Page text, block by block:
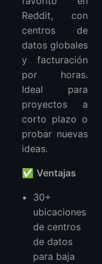
Reddit, con
centros de
datos globales
y facturación
por horas.
Ideal para
proyectos a
corto plazo o
probar nuevas
ideas.
✅ Ventajas
30+
ubicaciones
de centros
de datos
para baja